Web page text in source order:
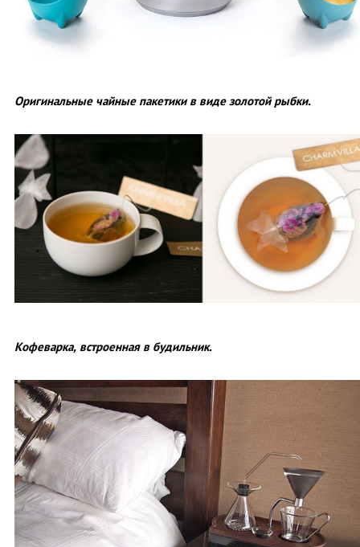
Оригинальные чайные пакетики в виде золотой рыбки.
Кофеварка, встроенная в будильник.